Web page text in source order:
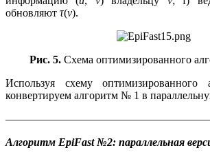
обновляют τ(v).
Рис. 5.Схема оптимизированного
Используя схему оптимизированного
конвертируем алгоритм № 1 в
Алгоритм EpiFast №2: параллельная